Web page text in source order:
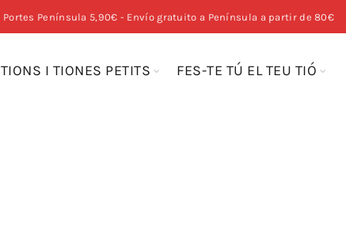
Portes Península 5,90€ - Envío gratuito a Península a partir de 80€
TIONS I TIONES PETITS FES-TE TÚ EL TEU TIÓ